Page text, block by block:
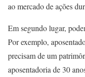
ao mercado de ações
Em segundo lugar,
Por exemplo,
precisam de um
aposentadoria de 30